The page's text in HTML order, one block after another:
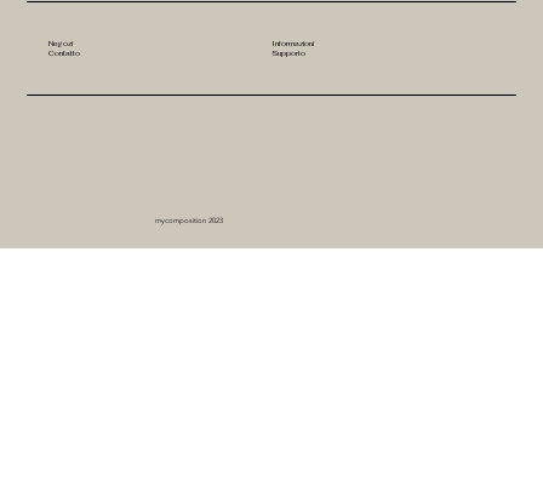
Negozi
Informazioni
Contatto
Supporto
mycomposition 2023